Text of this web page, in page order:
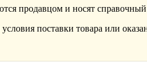
продавцом и носят справочный
поставки товара или